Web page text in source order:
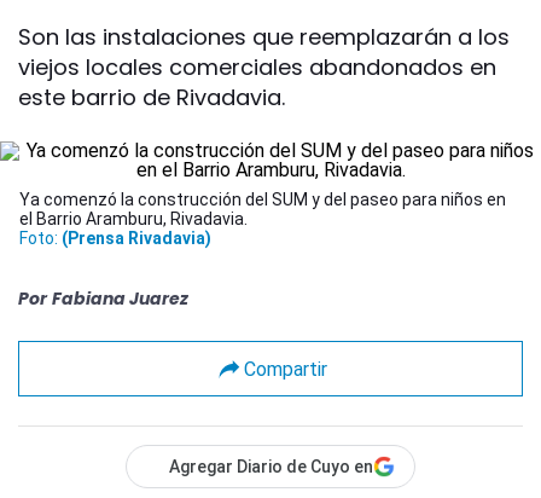
Son las instalaciones que reemplazarán a los
viejos locales comerciales abandonados en
este barrio de Rivadavia.
Ya comenzó la construcción del SUM y del paseo para niños en
el Barrio Aramburu, Rivadavia.
Foto: (Prensa Rivadavia)
Por Fabiana Juarez
Compartir
Agregar Diario de Cuyo en